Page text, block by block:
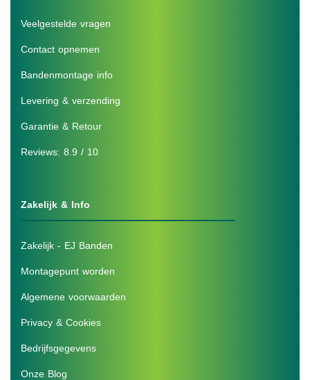
Veelgestelde vragen
Contact opnemen
Bandenmontage info
Levering & verzending
Garantie & Retour
Reviews: 8.9 / 10
Zakelijk & Info
Zakelijk - EJ Banden
Montagepunt worden
Algemene voorwaarden
Privacy & Cookies
Bedrijfsgegevens
Onze Blog